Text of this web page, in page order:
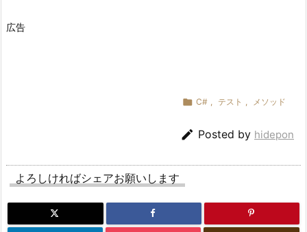
広告
 C# , テスト , メソッド
 Posted by hidepon
よろしければシェアお願いします